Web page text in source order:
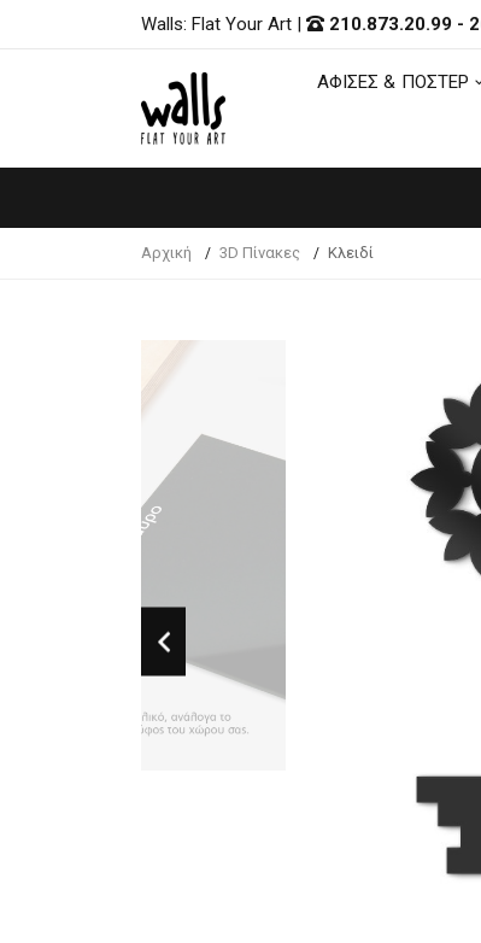
ΑΦΙΣΕΣ & ΠΟΣΤΕΡ
Walls: Flat Your Art | 210.873.20.99 -
ΑΦΙΣΕΣ & ΠΟΣΤΕΡ
Αρχική 3D Πίνακες Κλειδί